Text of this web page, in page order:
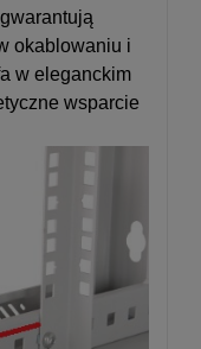
okablowaniu i
w eleganckim
wsparcie